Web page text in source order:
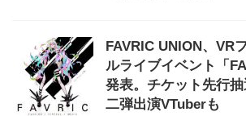
FAVRIC UNION、VR
ルライブイベント「
発表。チケット先行
二弾出演VTuberも